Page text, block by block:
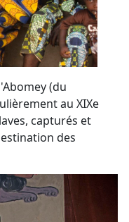
(du
au XIXe
capturés et
des